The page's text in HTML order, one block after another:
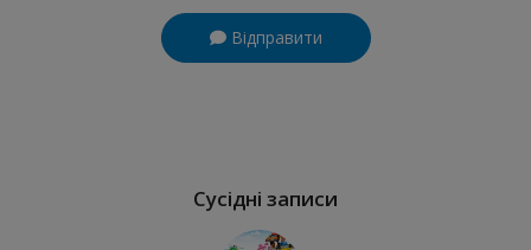
Відправити
Сусідні записи